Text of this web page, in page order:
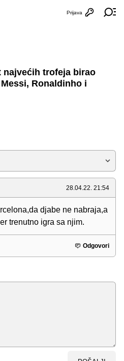
Otvori
Prijava
trofeja birao
Ronaldinho i
28.04.22. 21:54
djabe ne nabraja,a
trenutno igra sa njim.
Odgovori